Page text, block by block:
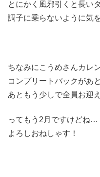
とにかく風邪引くと長い
調子に乗らないように気
ちなみにこうめさんカレ
コンプリートパックがあ
あともう少しで全員お迎
ってもう2月ですけどね…
よろしおねしゃす！